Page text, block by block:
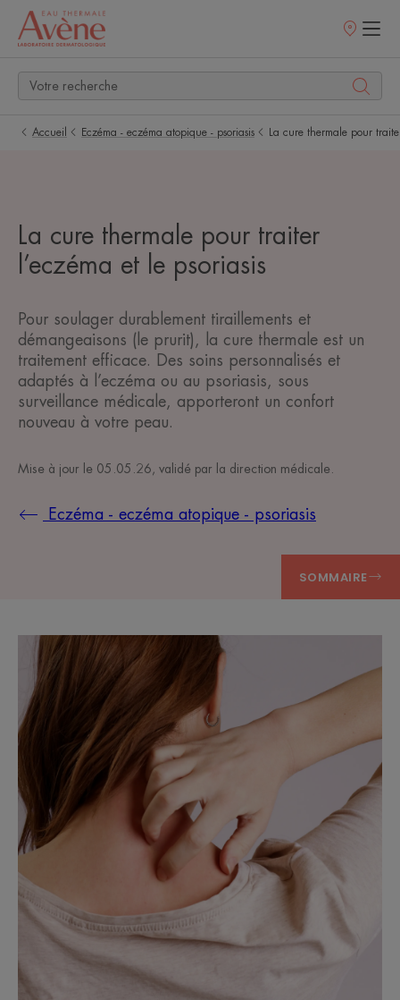
Points
Accueil Eczéma - eczéma atopique - psoriasis La cure thermale pour
La cure thermale pour traiter
l’eczéma et le psoriasis
Pour soulager durablement tiraillements et
démangeaisons (le prurit), la cure thermale est un
traitement efficace. Des soins personnalisés et
adaptés à l’eczéma ou au psoriasis, sous
surveillance médicale, apporteront un confort
nouveau à votre peau.
Mise à jour le 05.05.26 , validé par la direction médicale
Eczéma - eczéma atopique - psoriasis
SOMMAIRE